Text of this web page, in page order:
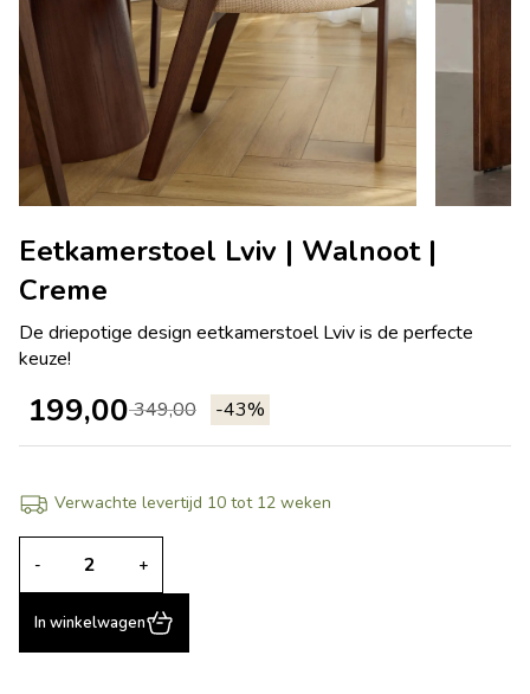
Eetkamerstoel Lviv | Walnoot |
Creme
De driepotige design eetkamerstoel Lviv is de perfecte
keuze!
-43%
349,00
199,00
Verwachte levertijd 10 tot 12 weken
- +
In winkelwagen